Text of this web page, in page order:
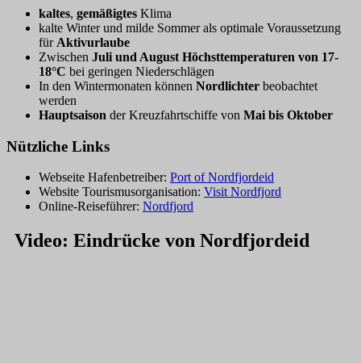
kaltes, gemäßigtes Klima
kalte Winter und milde Sommer als optimale Voraussetzung
für Aktivurlaube
Zwischen Juli und August Höchsttemperaturen von 17-
18°C bei geringen Niederschlägen
In den Wintermonaten können Nordlichter beobachtet
werden
Hauptsaison der Kreuzfahrtschiffe von Mai bis Oktober
Nützliche Links
Webseite Hafenbetreiber: Port of Nordfjordeid
Website Tourismusorganisation: Visit Nordfjord
Online-Reiseführer: Nordfjord
Video: Eindrücke von Nordfjordeid